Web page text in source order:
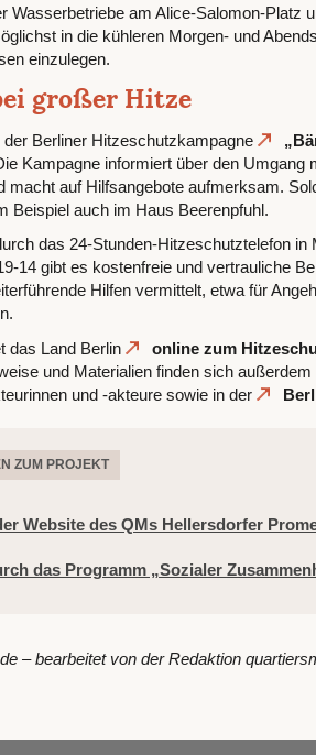
Wasserbetriebe am Alice-Salomon-Platz
in die kühleren Morgen- und
einzulegen.
großer Hitze
Berliner Hitzeschutzkampagne
Kampagne informiert über den Umgang
macht auf Hilfsangebote aufmerksam.
Beispiel auch im Haus Beerenpfuhl.
das 24-Stunden-Hitzeschutztelefon
14 gibt es kostenfreie und vertrauliche
Hilfen vermittelt, etwa für
das Land Berlin
online zum
und Materialien finden sich außerdem
und -akteure sowie in der
ZUM PROJEKT
Website des QMs Hellersdorfer
das Programm „Sozialer
– bearbeitet von der Redaktion